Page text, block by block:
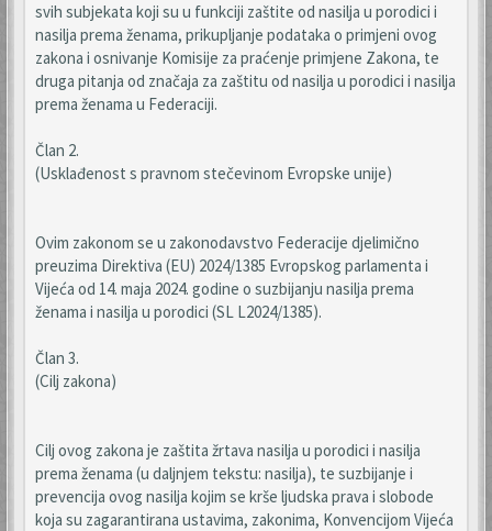
svih subjekata koji su u funkciji zaštite od nasilja u porodici i
nasilja prema ženama, prikupljanje podataka o primjeni ovog
zakona i osnivanje Komisije za praćenje primjene Zakona, te
druga pitanja od značaja za zaštitu od nasilja u porodici i nasilja
prema ženama u Federaciji.
Član 2.
(Usklađenost s pravnom stečevinom Evropske unije)
Ovim zakonom se u zakonodavstvo Federacije djelimično
preuzima Direktiva (EU) 2024/1385 Evropskog parlamenta i
Vijeća od 14. maja 2024. godine o suzbijanju nasilja prema
ženama i nasilja u porodici (SL L2024/1385).
Član 3.
(Cilj zakona)
Cilj ovog zakona je zaštita žrtava nasilja u porodici i nasilja
prema ženama (u daljnjem tekstu: nasilja), te suzbijanje i
prevencija ovog nasilja kojim se krše ljudska prava i slobode
koja su zagarantirana ustavima, zakonima, Konvencijom Vijeća